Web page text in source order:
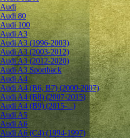
Audi
Audi 80
Audi 100
Audi A3
Audi A3 (1996-2003)
Audi A3 (2003-2012)
Audi A3 (2012-2020)
Audi A3 Sportback
Audi A4
Audi A4 (B6, B7) (2000-2007)
Audi A4 (B8) (2007-2015)
Audi A4 (B9) (2015-...)
Audi A5
Audi A6
Audi A6 (C4) (1994-1997)